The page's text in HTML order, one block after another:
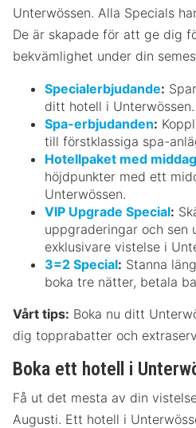
Unterwössen. Alla Specials
De är skapade för att ge dig
bekvämlighet under din
Specialerbjudande:
ditt hotell i Unterwössen.
Spa-erbjudanden:
till förstklassiga spa-
Hotellpaket med middag
höjdpunkter med ett
Unterwössen.
VIP Upgrade Special:
uppgraderingar och sen
exklusivare vistelse i
3=2 Special: Stanna
boka tre nätter, betala
Vårt tips: Boka nu ditt
dig topprabatter och
Boka ett hotell i
Få ut det mesta av din
Augusti. Ett hotell i